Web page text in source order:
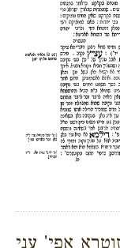
אפי' עני